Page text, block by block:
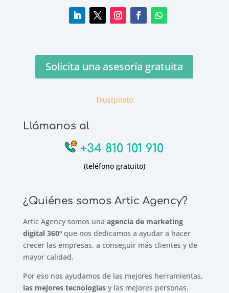
Solicita una asesoría gratuita
Trustpiloto
Llámanos al
+34 810 101 910
(teléfono gratuito)
¿Quiénes somos Artic Agency?
Artic Agency somos una agencia de marketing
digital 360ºque nos dedicamos a ayudar a hacer
crecer las empresas, a conseguir más clientes y de
mayor calidad.
Por eso nos ayudamos de las mejores herramientas,
las mejores tecnologíasy las mejores personas.